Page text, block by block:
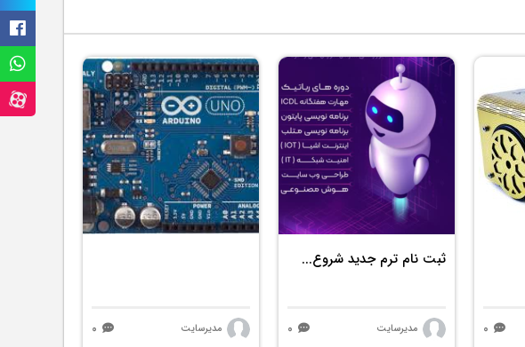
ثبت نام ترم جدید شروع...
مدیرسایت مدیرسایت